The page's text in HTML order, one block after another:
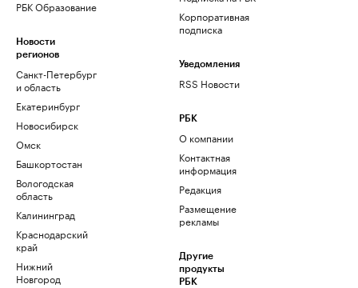
РБК Образование
Новости
регионов
Санкт-Петербург
и область
Екатеринбург
Новосибирск
Омск
Башкортостан
Вологодская
область
Калининград
Краснодарский
край
Нижний
Новгород
Корпоративная
подписка
Уведомления
RSS Новости
РБК
О компании
Контактная
информация
Редакция
Размещение
рекламы
Другие
продукты
РБК